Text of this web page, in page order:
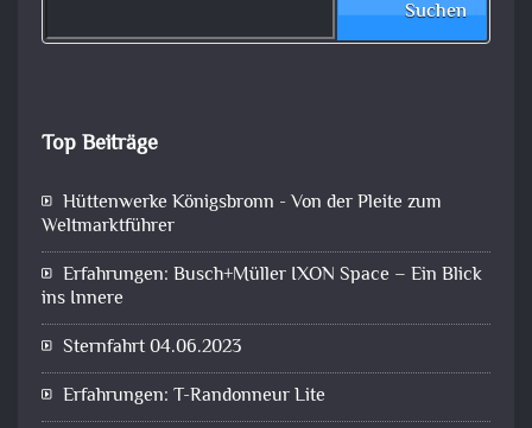
Suchen
Top Beiträge
Hüttenwerke Königsbronn - Von der Pleite zum
Weltmarktführer
Erfahrungen: Busch+Müller IXON Space – Ein Blick
ins Innere
Sternfahrt 04.06.2023
Erfahrungen: T-Randonneur Lite